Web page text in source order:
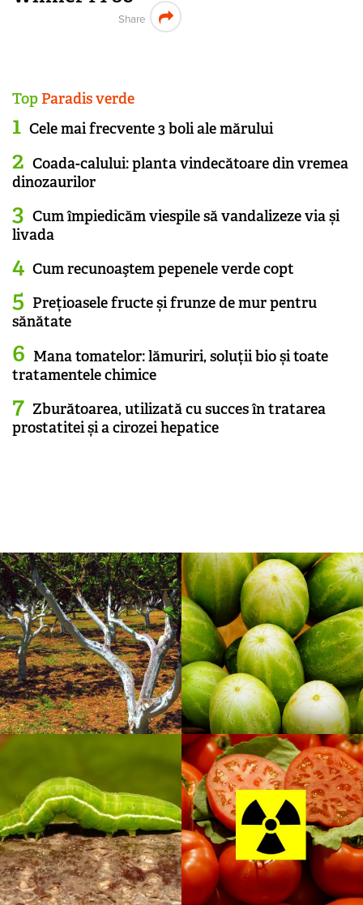
Share
Top Paradis verde
Cele mai frecvente 3 boli ale mărului
Coada-calului: planta vindecătoare din vremea
dinozaurilor
Cum împiedicăm viespile să vandalizeze via și
livada
Cum recunoaştem pepenele verde copt
Prețioasele fructe și frunze de mur pentru
sănătate
Mana tomatelor: lămuriri, soluții bio și toate
tratamentele chimice
Zburătoarea, utilizată cu succes în tratarea
prostatitei și a cirozei hepatice